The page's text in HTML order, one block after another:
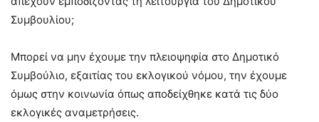
Συμβουλίου;
Μπορεί να μην έχουμε την πλειοψηφία στο Δημοτικό
Συμβούλιο, εξαιτίας του εκλογικού νόμου, την έχουμε
όμως στην κοινωνία όπως αποδείχθηκε κατά τις δύο
εκλογικές αναμετρήσεις.